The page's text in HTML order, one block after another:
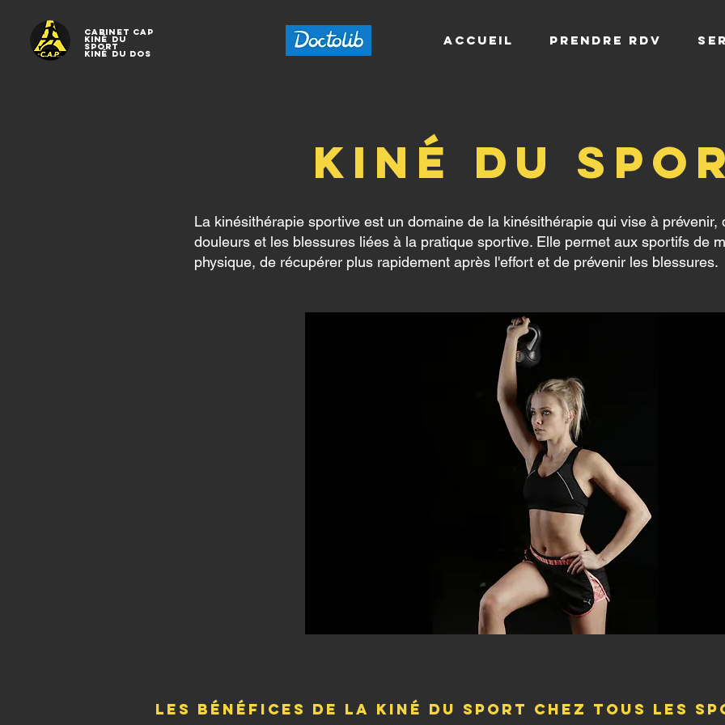
Cabinet CAP
Kiné du
sport
Kiné du dos
Accueil Prendre RDV
kiné du
La kinésithérapie sportive est un domaine de la kinésithérapie qui vise à prévenir,
douleurs et les blessures liées à la pratique sportive. Elle permet aux sportifs de
physique, de récupérer plus rapidement après l'effort et de prévenir les blessures.
Les bénéfices de la kiné du sport chez tous les